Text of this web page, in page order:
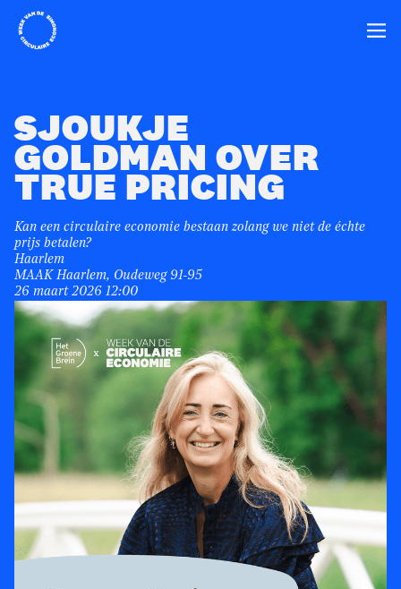
Home
SJOUKJE
GOLDMAN OVER
TRUE PRICING
Kan een circulaire economie bestaan zolang we niet de échte
prijs betalen?
Haarlem
MAAK Haarlem, Oudeweg 91-95
26 maart 2026 12:00